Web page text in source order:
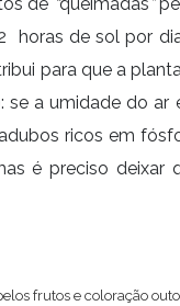
horas de sol por
para que a
a umidade do ar
ricos em
é preciso deixar
frutos e coloração